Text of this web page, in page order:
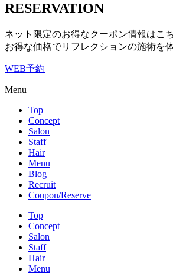
RESERVATION
ネット限定のお得なクーポン情報はこち
お得な価格でリフレクションの施術を体
WEB予約
Menu
Top
Concept
Salon
Staff
Hair
Menu
Blog
Recruit
Coupon/Reserve
Top
Concept
Salon
Staff
Hair
Menu